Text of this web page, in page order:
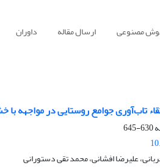
هوش مصنوعی ارسال مقاله داوران
تاب‌‏آوری جوامع روستایی در مواجهه
630-645
علیرضا افشانی، محمد تقی دستورانی